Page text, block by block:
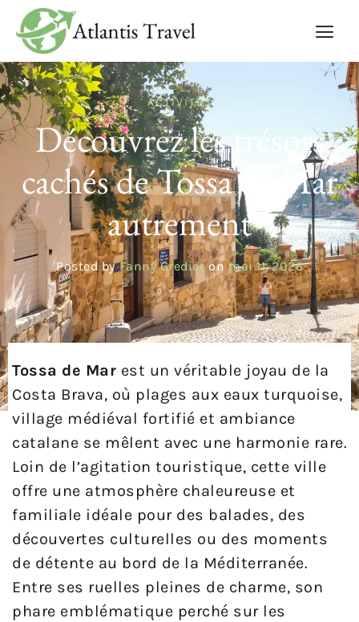
ACTIVITÉS
Découvrez les trésors
cachés de Tossa de Mar
autrement
Posted by Fanny Gredier on mai 11, 2026
Tossa de Mar est un véritable joyau de la
Costa Brava, où plages aux eaux turquoise,
village médiéval fortifié et ambiance
catalane se mêlent avec une harmonie rare.
Loin de l’agitation touristique, cette ville
offre une atmosphère chaleureuse et
familiale idéale pour des balades, des
découvertes culturelles ou des moments
de détente au bord de la Méditerranée.
Entre ses ruelles pleines de charme, son
phare emblématique perché sur les